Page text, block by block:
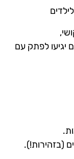
יגיעו לפתק עם
(בזהירות!).